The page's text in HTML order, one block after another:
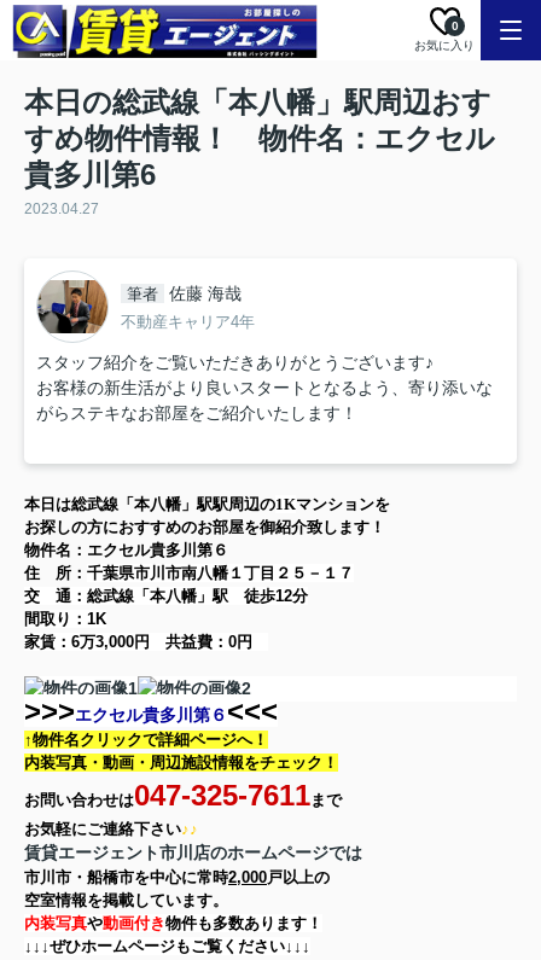
お気に入り
0
本日の総武線「本八幡」駅周辺おす
すめ物件情報！ 物件名：エクセル
貴多川第6
2023.04.27
筆者 佐藤 海哉
不動産キャリア4年
スタッフ紹介をご覧いただきありがとうございます♪
お客様の新生活がより良いスタートとなるよう、寄り添いな
がらステキなお部屋をご紹介いたします！
本日は総武線「本八幡」駅駅周辺の1Kマンションを
お探しの方におすすめのお部屋を御紹介致します！
物件名：エクセル貴多川第６
住 所： 千葉県市川市南八幡１丁目２５－１７
交 通：総武線「本八幡」駅 徒歩12分
間取り： 1K
家賃： 6万3,000円 共益費： 0円
>>>エクセル貴多川第６ <<<
↑物件名クリックで詳細ページへ！
内装写真・動画・ 周辺施設情報をチェック！
お問い合わせは047-325-7611まで
お気軽にご連絡下さい♪♪
賃貸エージェント市川店のホームページでは
市川市・船橋市を中心に常時2,000戸以上の
空室情報を掲載しています。
内装写真や動画付き物件も多数あります！
↓↓↓ぜひホームページもご覧ください↓↓↓